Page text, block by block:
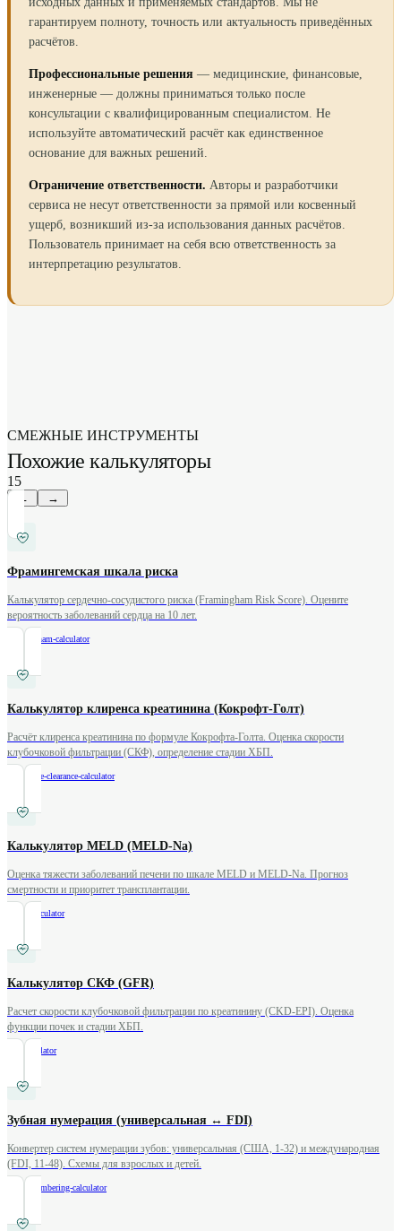
гарантируем полноту, точность или актуальность приведённых
расчётов.
Профессиональные решения — медицинские, финансовые,
инженерные — должны приниматься только после
консультации с квалифицированным специалистом. Не
используйте автоматический расчёт как единственное
основание для важных решений.
Ограничение ответственности. Авторы и разработчики
сервиса не несут ответственности за прямой или косвенный
ущерб, возникший из-за использования данных расчётов.
Пользователь принимает на себя всю ответственность за
интерпретацию результатов.
СМЕЖНЫЕ ИНСТРУМЕНТЫ
Похожие калькуляторы
15
← →
Фрамингемская шкала риска
Калькулятор сердечно-сосудистого риска (Framingham Risk Score). Оцените
вероятность заболеваний сердца на 10 лет.
framingham-calculator
Калькулятор клиренса креатинина (Кокрофт-Голт)
Расчёт клиренса креатинина по формуле Кокрофта-Голта. Оценка скорости
клубочковой фильтрации (СКФ), определение стадии ХБП.
creatinine-clearance-calculator
Калькулятор MELD (MELD-Na)
Оценка тяжести заболеваний печени по шкале MELD и MELD-Na. Прогноз
смертности и приоритет трансплантации.
meld-calculator
Калькулятор СКФ (GFR)
Расчет скорости клубочковой фильтрации по креатинину (CKD-EPI). Оценка
функции почек и стадии ХБП.
gfr-calculator
Зубная нумерация (универсальная ↔ FDI)
Конвертер систем нумерации зубов: универсальная (США, 1-32) и международная
(FDI, 11-48). Схемы для взрослых и детей.
tooth-numbering-calculator